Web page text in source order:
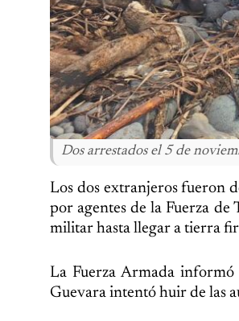
Dos arrestados el 5 de
Los dos extranjeros fueron
por agentes de la Fuerza
militar hasta llegar a tierra
La Fuerza Armada informó
Guevara intentó huir de las